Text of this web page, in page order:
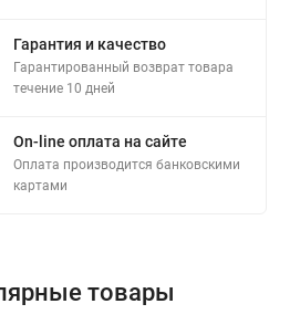
Гарантия и качество
Гарантированный возврат товара
течение 10 дней
On-line оплата на сайте
Оплата производится банковскими
картами
товары